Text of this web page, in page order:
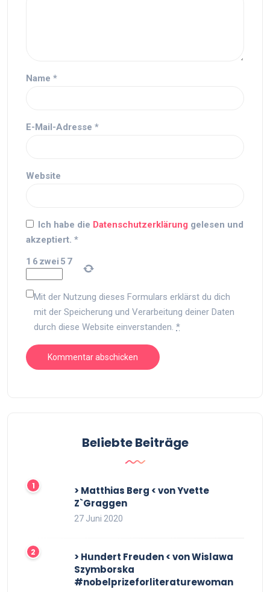
Name *
E-Mail-Adresse *
Website
Ich habe die Datenschutzerklärung gelesen und
akzeptiert. *
1 6 zwei 5 7
Mit der Nutzung dieses Formulars erklärst du dich
mit der Speicherung und Verarbeitung deiner Daten
durch diese Website einverstanden. *
Beliebte Beiträge
> Matthias Berg < von Yvette
Z`Graggen
27 Juni 2020
> Hundert Freuden < von Wislawa
Szymborska
#nobelprizeforliteraturewoman